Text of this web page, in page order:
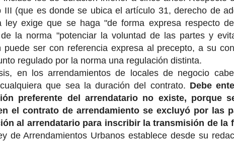
III (que es donde se ubica el artículo 31, derecho de
ley exige que se haga "de forma expresa respecto
la norma "potenciar la voluntad de las partes y
puede ser con referencia expresa al precepto, a su
regulado por la norma una regulación distinta.
en los arrendamientos de locales de negocio
que sea la duración del contrato. Debe
preferente del arrendatario no existe, porque
el contrato de arrendamiento se excluyó por las
al arrendatario para inscribir la transmisión de la
de Arrendamientos Urbanos establece desde su